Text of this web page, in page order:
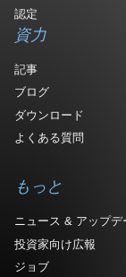
認定
資力
記事
ブログ
ダウンロード
よくある質問
もっと
ニュース & アップデ
投資家向け広報
ジョブ